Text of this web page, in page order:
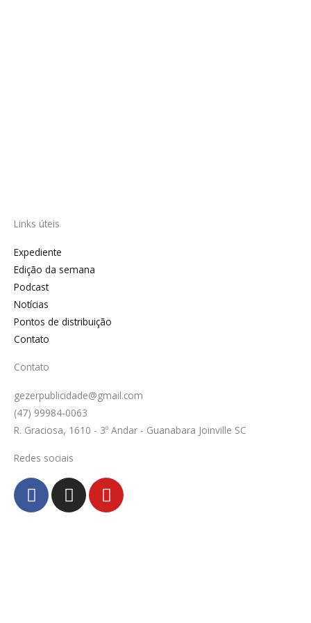
Links úteis
Expediente
Edição da semana
Podcast
Notícias
Pontos de distribuição
Contato
Contato
gezerpublicidade@gmail.com
(47) 99984-0063
R. Graciosa, 1610 - 3º Andar - Guanabara Joinville SC
Redes sociais
F
a
c
I
n
s
Y
o
u